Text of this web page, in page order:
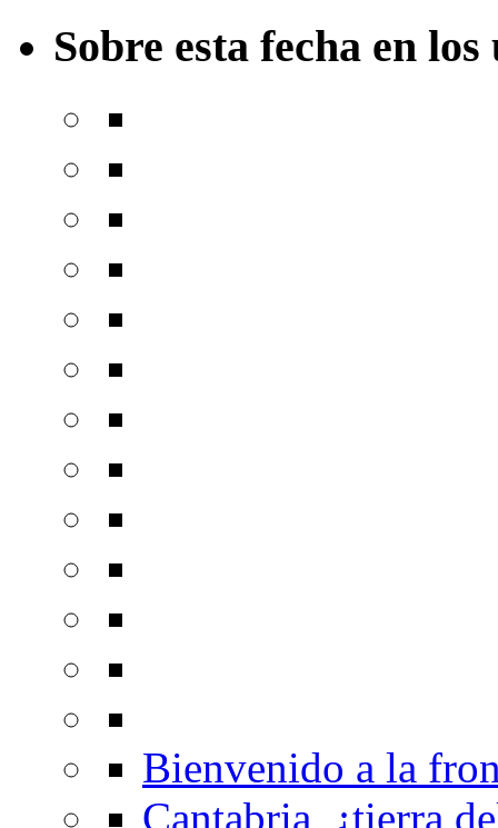
Sobre esta fecha en
Bienvenido a la
Cantabria, ¿tierra